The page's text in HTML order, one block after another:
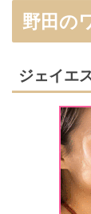
野田の
ジェイエ